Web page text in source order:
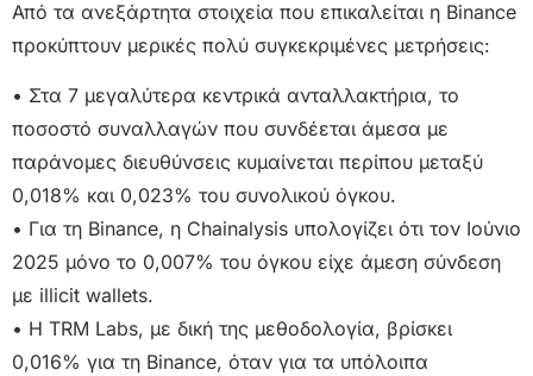
Από τα ανεξάρτητα στοιχεία που επικαλείται η Binance
προκύπτουν μερικές πολύ συγκεκριμένες μετρήσεις:
• Στα 7 μεγαλύτερα κεντρικά ανταλλακτήρια, το
ποσοστό συναλλαγών που συνδέεται άμεσα με
παράνομες διευθύνσεις κυμαίνεται περίπου μεταξύ
0,018% και 0,023% του συνολικού όγκου.
• Για τη Binance, η Chainalysis υπολογίζει ότι τον Ιούνιο
2025 μόνο το 0,007% του όγκου είχε άμεση σύνδεση
με illicit wallets.
• Η TRM Labs, με δική της μεθοδολογία, βρίσκει
0,016% για τη Binance, όταν για τα υπόλοιπα